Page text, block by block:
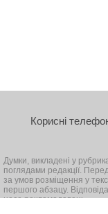
Корисні
Думки, викладені у
поглядами редакції.
за умов розміщення у
першого абзацу.
несе рекламодавець